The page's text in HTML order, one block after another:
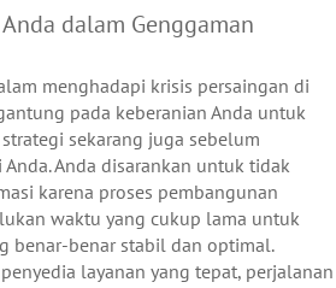
dalam Genggaman
menghadapi krisis persaingan di
pada keberanian Anda untuk
sekarang juga sebelum
Anda disarankan untuk tidak
karena proses pembangunan
waktu yang cukup lama untuk
benar-benar stabil dan optimal.
layanan yang tepat, perjalanan